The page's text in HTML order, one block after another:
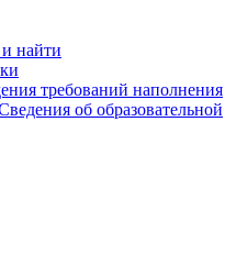
и найти
требований наполнения
об образовательной